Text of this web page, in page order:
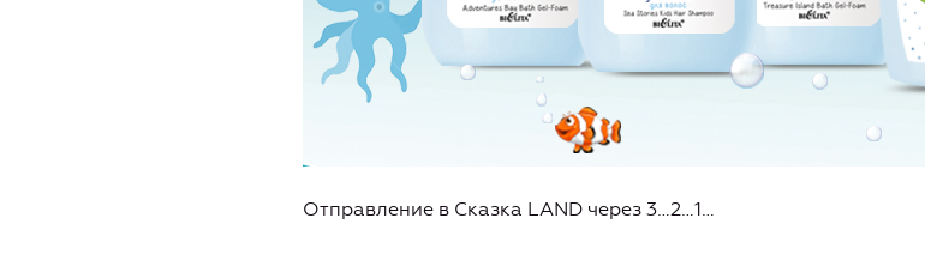
Отправление в Сказка LAND через 3…2…1…